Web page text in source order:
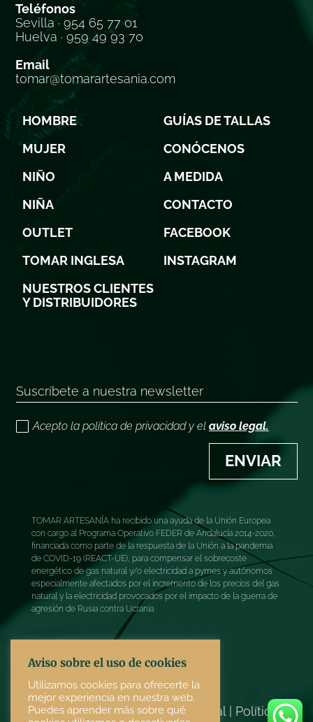
Teléfonos
Sevilla · 954 65 77 01
Huelva · 959 49 93 70
Email
tomar@tomarartesania.com
HOMBRE
MUJER
NIÑO
NIÑA
OUTLET
TOMAR INGLESA
NUESTROS CLIENTES
Y DISTRIBUIDORES
GUÍAS DE TALLAS
CONÓCENOS
A MEDIDA
CONTACTO
FACEBOOK
INSTAGRAM
Acepto la política de privacidad y el aviso legal.
ENVIAR
TOMAR ARTESANÍA ha recibido una ayuda de la Unión Europea
con cargo al Programa Operativo FEDER de Andalucía 2014-2020,
financiada como parte de la respuesta de la Unión a la pandemia
de COVID-19 (REACT-UE), para compensar el sobrecoste
energético de gas natural y/o electricidad a pymes y autónomos
especialmente afectados por el incremento de los precios del gas
natural y la electricidad provocados por el impacto de la guerra de
agresión de Rusia contra Ucrania.
Términos y condiciones|Aviso legal | Política de
Aviso sobre el uso de cookies
Utilizamos cookies para ofrecerte la
mejor experiencia en nuestra web.
Puedes aprender más sobre qué